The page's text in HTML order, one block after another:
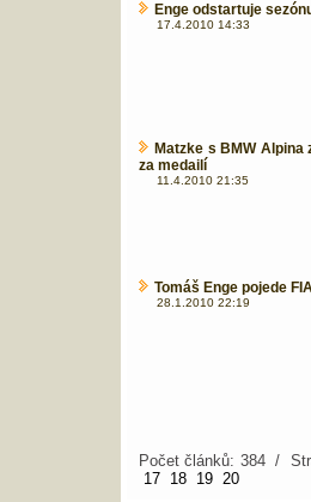
Enge odstartuje
17.4.2010 14:33
Matzke s BMW
za medailí
11.4.2010 21:35
Tomáš Enge pojede
28.1.2010 22:19
Počet článků: 384 /
17 18 19 20